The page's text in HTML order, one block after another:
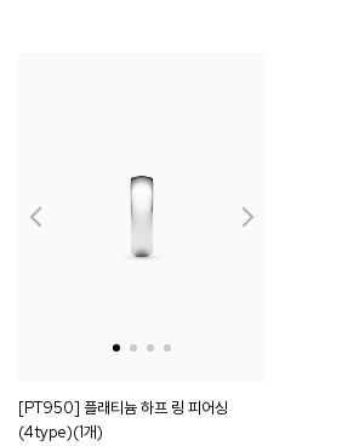
[PT950] 플래티늄 하프 링 피어싱
(4type)(1개)